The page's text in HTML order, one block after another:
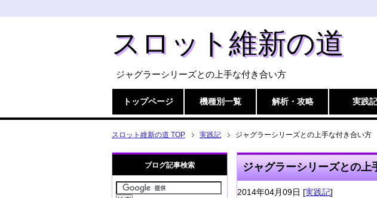
スロット維新の道
ジャグラーシリーズとの上手な付き合い方
トップページ 機種別一覧 解析・攻略 実践記
スロット維新の道 TOP 実践記 ジャグラーシリーズとの上手な付き合い方
ジャグラーシリーズとの上
2014年04月09日 [実践記]
ブログ記事検索